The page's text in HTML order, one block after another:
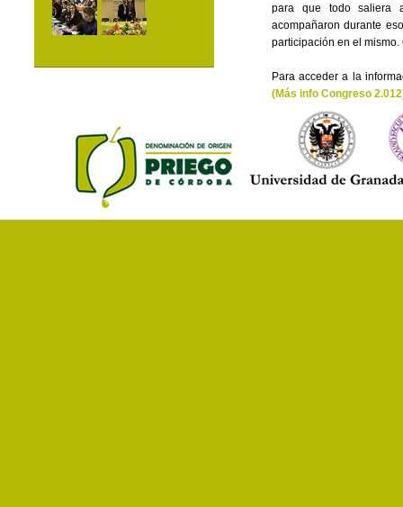
para que todo saliera
acompañaron durante
participación en el mismo.
Para acceder a la
(Más info Congreso